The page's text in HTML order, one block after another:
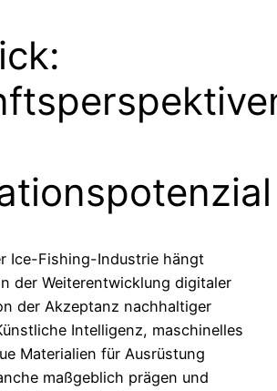
Ice-Fishing-Industrie hängt
der Weiterentwicklung digitaler
der Akzeptanz nachhaltiger
Intelligenz, maschinelles
Materialien für Ausrüstung
maßgeblich prägen und